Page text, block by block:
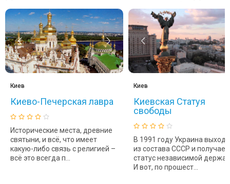
Киев
Киево-Печерская лавра
Исторические места, древние
святыни, и всё, что имеет
какую-либо связь с религией –
всё это всегда п...
Киев
Киевская Статуя
свободы
В 1991 году Украина
из состава СССР и получает
статус независимой
И вот, по прошест...